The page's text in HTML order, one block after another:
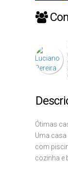
Ótimas
Uma
com
cozinha e